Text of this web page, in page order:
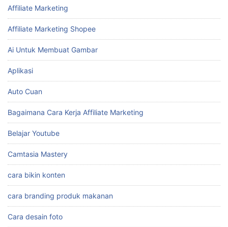
Affiliate Marketing
Affiliate Marketing Shopee
Ai Untuk Membuat Gambar
Aplikasi
Auto Cuan
Bagaimana Cara Kerja Affiliate Marketing
Belajar Youtube
Camtasia Mastery
cara bikin konten
cara branding produk makanan
Cara desain foto